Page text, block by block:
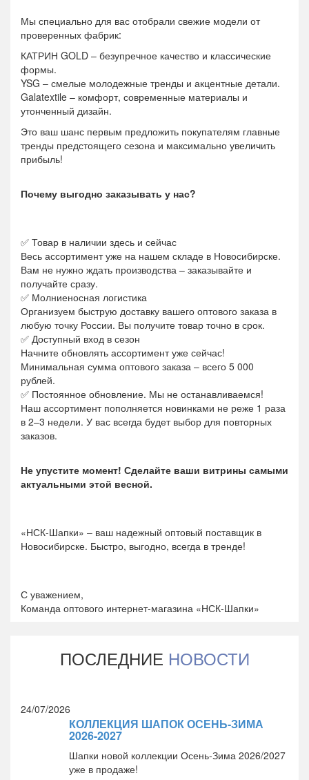
Мы специально для вас отобрали свежие модели от
проверенных фабрик:
КАТРИН GOLD – безупречное качество и классические
формы.
YSG – смелые молодежные тренды и акцентные детали.
Galatextile – комфорт, современные материалы и
утонченный дизайн.
Это ваш шанс первым предложить покупателям главные
тренды предстоящего сезона и максимально увеличить
прибыль!
Почему выгодно заказывать у нас?
✅ Товар в наличии здесь и сейчас
Весь ассортимент уже на нашем складе в Новосибирске.
Вам не нужно ждать производства – заказывайте и
получайте сразу.
✅ Молниеносная логистика
Организуем быструю доставку вашего оптового заказа в
любую точку России. Вы получите товар точно в срок.
✅ Доступный вход в сезон
Начните обновлять ассортимент уже сейчас!
Минимальная сумма оптового заказа – всего 5 000
рублей.
✅ Постоянное обновление. Мы не останавливаемся!
Наш ассортимент пополняется новинками не реже 1 раза
в 2–3 недели. У вас всегда будет выбор для повторных
заказов.
Не упустите момент! Сделайте ваши витрины самыми
актуальными этой весной.
«НСК-Шапки» – ваш надежный оптовый поставщик в
Новосибирске. Быстро, выгодно, всегда в тренде!
С уважением,
Команда оптового интернет-магазина «НСК-Шапки»
ПОСЛЕДНИЕ НОВОСТИ
24/07/2026
КОЛЛЕКЦИЯ ШАПОК ОСЕНЬ-ЗИМА
2026-2027
Шапки новой коллекции Осень-Зима 2026/2027
уже в продаже!